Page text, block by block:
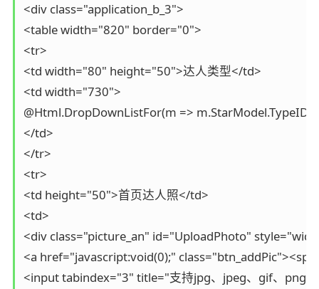
<div class="application_b_3">
<table width="820" border="0">
<tr>
<td width="80" height="50">达人类型</td>
<td width="730">
@Html.DropDownListFor(m => m.StarModel.TypeID,
</td>
</tr>
<tr>
<td height="50">首页达人照</td>
<td>
<div class="picture_an" id="UploadPhoto"
<a href="javascript:void(0);"
<input tabindex="3" title="支持jpg、jpeg、gif、png